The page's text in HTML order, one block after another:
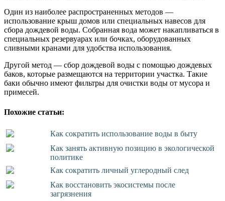
Один из наиболее распространенных методов —
использование крыш домов или специальных навесов для
сбора дождевой воды. Собранная вода может накапливаться в
специальных резервуарах или бочках, оборудованных
сливными кранами для удобства использования.
Другой метод — сбор дождевой воды с помощью дождевых
баков, которые размещаются на территории участка. Такие
баки обычно имеют фильтры для очистки воды от мусора и
примесей.
Похожие статьи:
Как сократить использование воды в быту
Как занять активную позицию в экологической
политике
Как сократить личный углеродный след
Как восстановить экосистемы после
загрязнения